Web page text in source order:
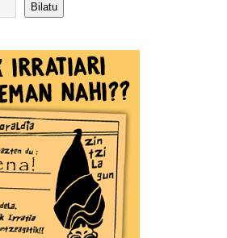
Bilatu